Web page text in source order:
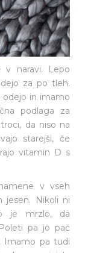
v naravi. Lepo
za po tleh.
odejo in imamo
podlaga za
da niso na
starejši, če
vitamin D s
v vseh
jesen. Nikoli ni
je mrzlo, da
pa jo pač
Imamo pa tudi